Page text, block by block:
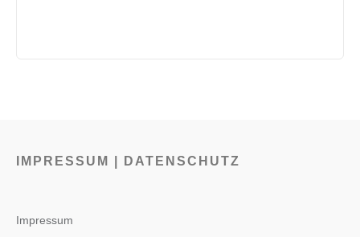
IMPRESSUM | DATENSCHUTZ
Impressum